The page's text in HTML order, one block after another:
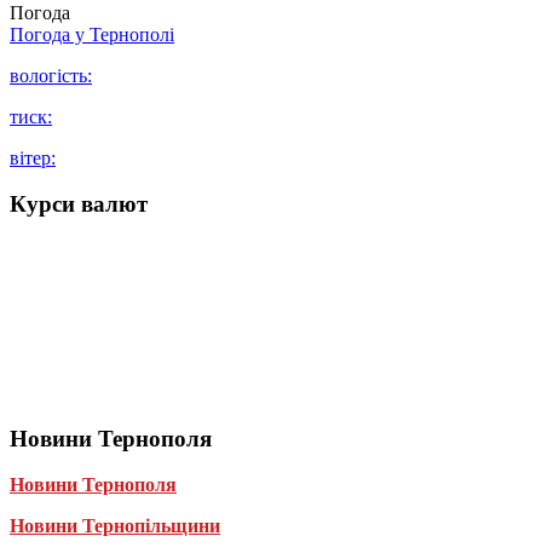
Погода
Погода у Тернополі
вологість:
тиск:
вітер:
Курси валют
Новини Тернополя
Новини Тернополя
Новини Тернопільщини